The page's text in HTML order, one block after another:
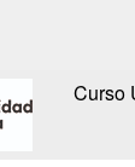
Curso